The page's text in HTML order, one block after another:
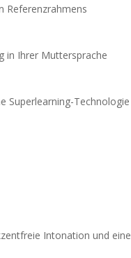
Referenzrahmens
in Ihrer Muttersprache
Superlearning-Technologie
Intonation und eine